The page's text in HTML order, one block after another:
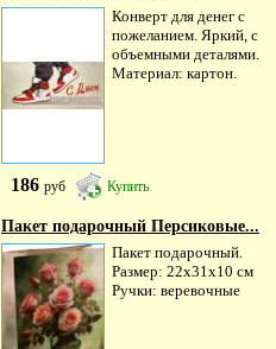
Конверт для денег с
пожеланием. Яркий, с
объемными деталями.
Материал: картон.
186 руб Купить
Пакет подарочный Персиковые...
Пакет подарочный.
Размер: 22х31х10 см
Ручки: веревочные